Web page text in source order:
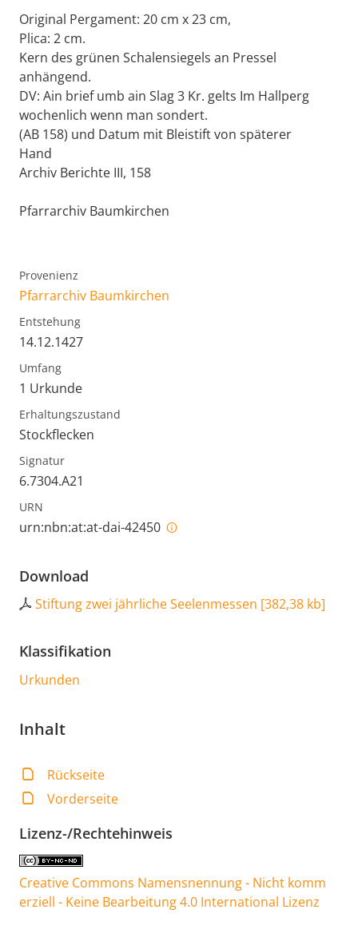
Original Pergament: 20 cm x 23 cm,
Plica: 2 cm.
Kern des grünen Schalensiegels an Pressel
anhängend.
DV: Ain brief umb ain Slag 3 Kr. gelts Im Hallperg
wochenlich wenn man sondert.
(AB 158) und Datum mit Bleistift von späterer
Hand
Archiv Berichte III, 158
Pfarrarchiv Baumkirchen
Provenienz
Pfarrarchiv Baumkirchen
Entstehung
14.12.1427
Umfang
1 Urkunde
Erhaltungszustand
Stockflecken
Signatur
6.7304.A21
URN
urn:nbn:at:at-dai-42450
Download
Stiftung zwei jährliche Seelenmessen [382,38 kb]
Klassifikation
Urkunden
Inhalt
Rückseite
Vorderseite
Lizenz-/Rechtehinweis
Creative Commons Namensnennung - Nicht komm
erziell - Keine Bearbeitung 4.0 International Lizenz